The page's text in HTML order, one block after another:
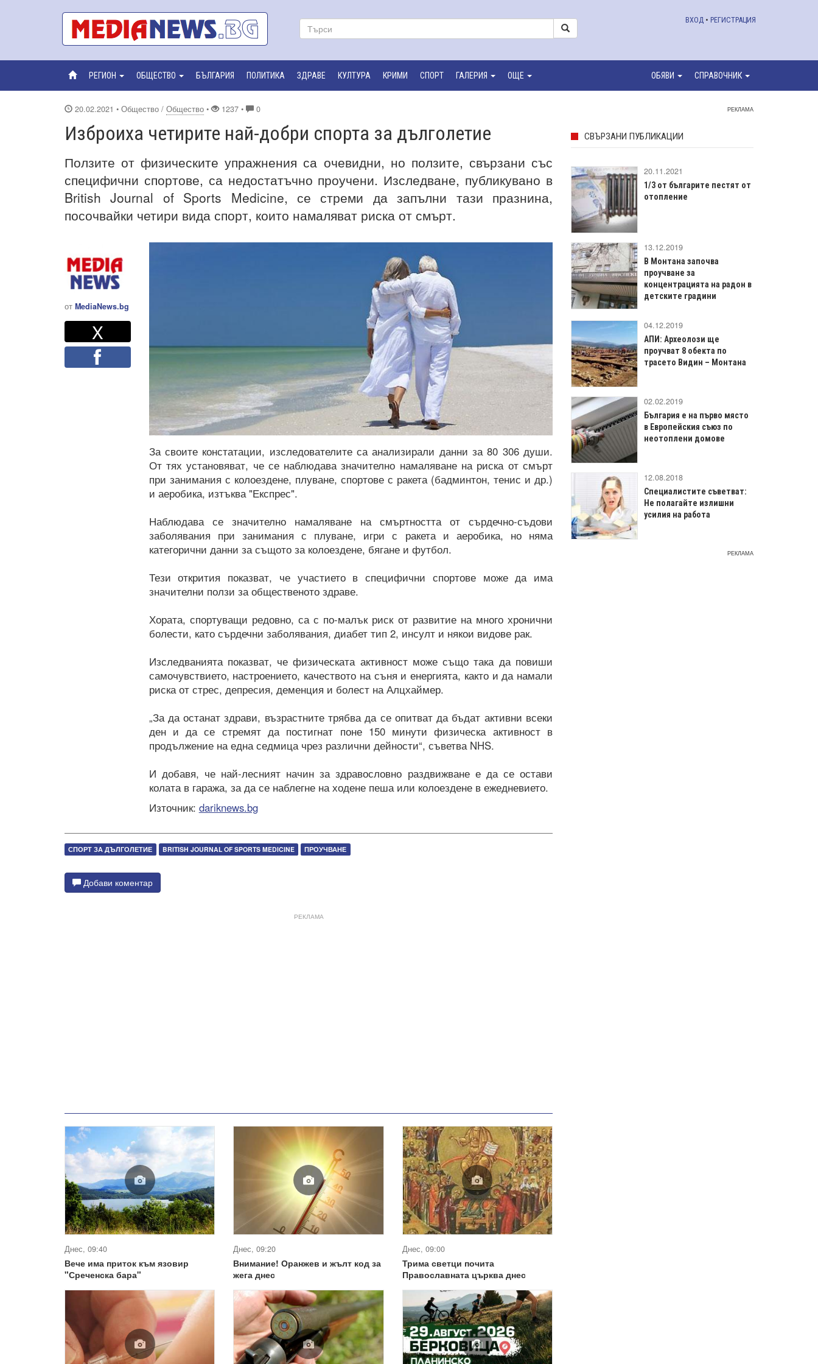
ВХОД • РЕГИСТРАЦИЯ
РЕГИОН ОБЩЕСТВО БЪЛГАРИЯ ПОЛИТИКА ЗДРАВЕ КУЛТУРА КРИМИ СПОРТ ГАЛЕРИЯ ОЩЕ ОБЯВИ СПРАВОЧНИК
20.02.2021 • Общество / Общество • 1237 • 0
Изброиха четирите най-добри спорта за дълголетие
Ползите от физическите упражнения са очевидни, но ползите, свързани със
специфични спортове, са недостатъчно проучени. Изследване, публикувано в
British Journal of Sports Medicine, се стреми да запълни тази празнина,
посочвайки четири вида спорт, които намаляват риска от смърт.
от MediaNews.bg
Споделете
XTwitter
Facebook
За своите констатации, изследователите са анализирали данни за 80 306 души.
От тях установяват, че се наблюдава значително намаляване на риска от смърт
при занимания с колоездене, плуване, спортове с ракета (бадминтон, тенис и др.)
и аеробика, изтъква "Експрес".
Наблюдава се значително намаляване на смъртността от сърдечно-съдови
заболявания при занимания с плуване, игри с ракета и аеробика, но няма
категорични данни за същото за колоездене, бягане и футбол.
Тези открития показват, че участието в специфични спортове може да има
значителни ползи за общественото здраве.
Хората, спортуващи редовно, са с по-малък риск от развитие на много хронични
болести, като сърдечни заболявания, диабет тип 2, инсулт и някои видове рак.
Изследванията показват, че физическата активност може също така да повиши
самочувствието, настроението, качеството на съня и енергията, както и да намали
риска от стрес, депресия, деменция и болест на Алцхаймер.
„За да останат здрави, възрастните трябва да се опитват да бъдат активни всеки
ден и да се стремят да постигнат поне 150 минути физическа активност в
продължение на една седмица чрез различни дейности“, съветва NHS.
И добавя, че най-лесният начин за здравословно раздвижване е да се остави
колата в гаража, за да се наблегне на ходене пеша или колоездене в ежедневието.
Източник: dariknews.bg
СПОРТ ЗА ДЪЛГОЛЕТИЕ BRITISH JOURNAL OF SPORTS MEDICINE ПРОУЧВАНЕ
Добави коментар
РЕКЛАМА
Днес, 09:40
Вече има приток към язовир
"Среченска бара"
Днес, 09:20
Внимание! Оранжев и жълт код за
жега днес
Днес, 09:00
Трима светци почита
Православната църква днес
РЕКЛАМА
СВЪРЗАНИ ПУБЛИКАЦИИ
20.11.2021
1/3 от българите пестят от
отопление
13.12.2019
В Монтана започва
проучване за
концентрацията на радон в
детските градини
04.12.2019
АПИ: Археолози ще
проучват 8 обекта по
трасето Видин – Монтана
02.02.2019
България е на първо място
в Европейския съюз по
неотоплени домове
12.08.2018
Специалистите съветват:
Не полагайте излишни
усилия на работа
РЕКЛАМА